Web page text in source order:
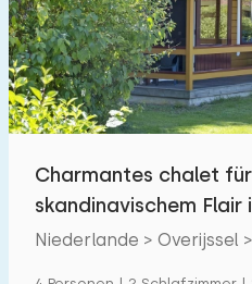
Charmantes chalet
skandinavischem Flair
Ferienpark
Niederlande > Overijssel